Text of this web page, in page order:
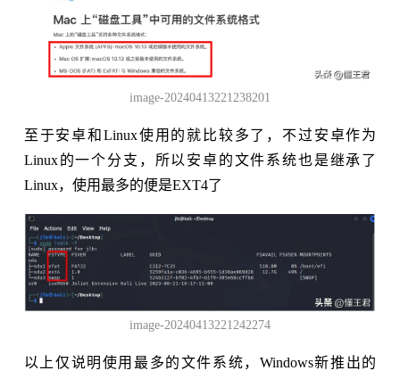
image-20240413221238201
至于安卓和Linux使用的就比较多了，不过安卓作为
Linux的一个分支，所以安卓的文件系统也是继承了
Linux，使用最多的便是EXT4了
image-20240413221242274
以上仅说明使用最多的文件系统，Windows新推出的